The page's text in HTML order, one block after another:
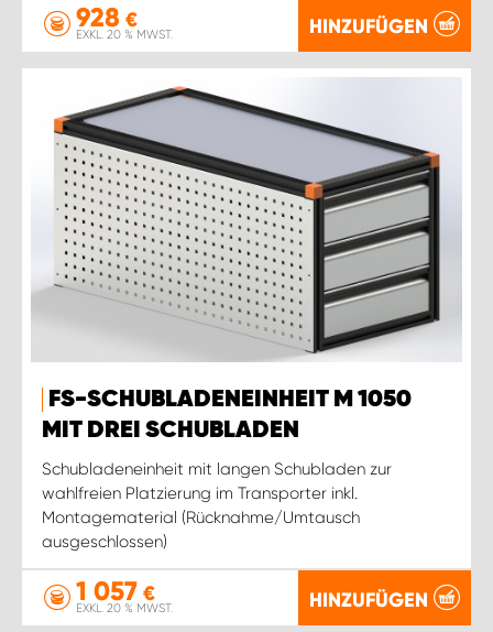
928 €
EXKL. 20 % MWST. HINZUFÜGEN
FS-SCHUBLADENEINHEIT M 1050
MIT DREI SCHUBLADEN
Schubladeneinheit mit langen Schubladen zur
wahlfreien Platzierung im Transporter inkl.
Montagematerial (Rücknahme/Umtausch
ausgeschlossen)
1 057 €
EXKL. 20 % MWST. HINZUFÜGEN